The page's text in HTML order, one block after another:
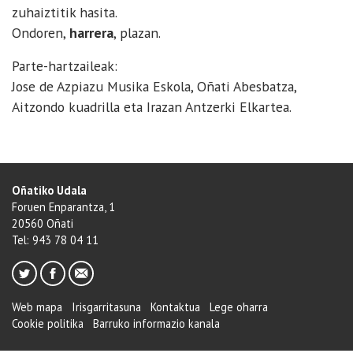
zuhaiztitik hasita.
Ondoren, harrera, plazan.
Parte-hartzaileak:
Jose de Azpiazu Musika Eskola, Oñati Abesbatza,
Aitzondo kuadrilla eta Irazan Antzerki Elkartea.
Oñatiko Udala
Foruen Enparantza, 1
20560 Oñati
Tel: 943 78 04 11
Web mapa Irisgarritasuna Kontaktua
Lege oharra
Cookie politika
Barruko informazio kanala